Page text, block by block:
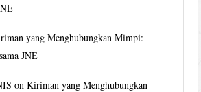
yang Menghubungkan Mimpi:
JNE
onKiriman yang Menghubungkan